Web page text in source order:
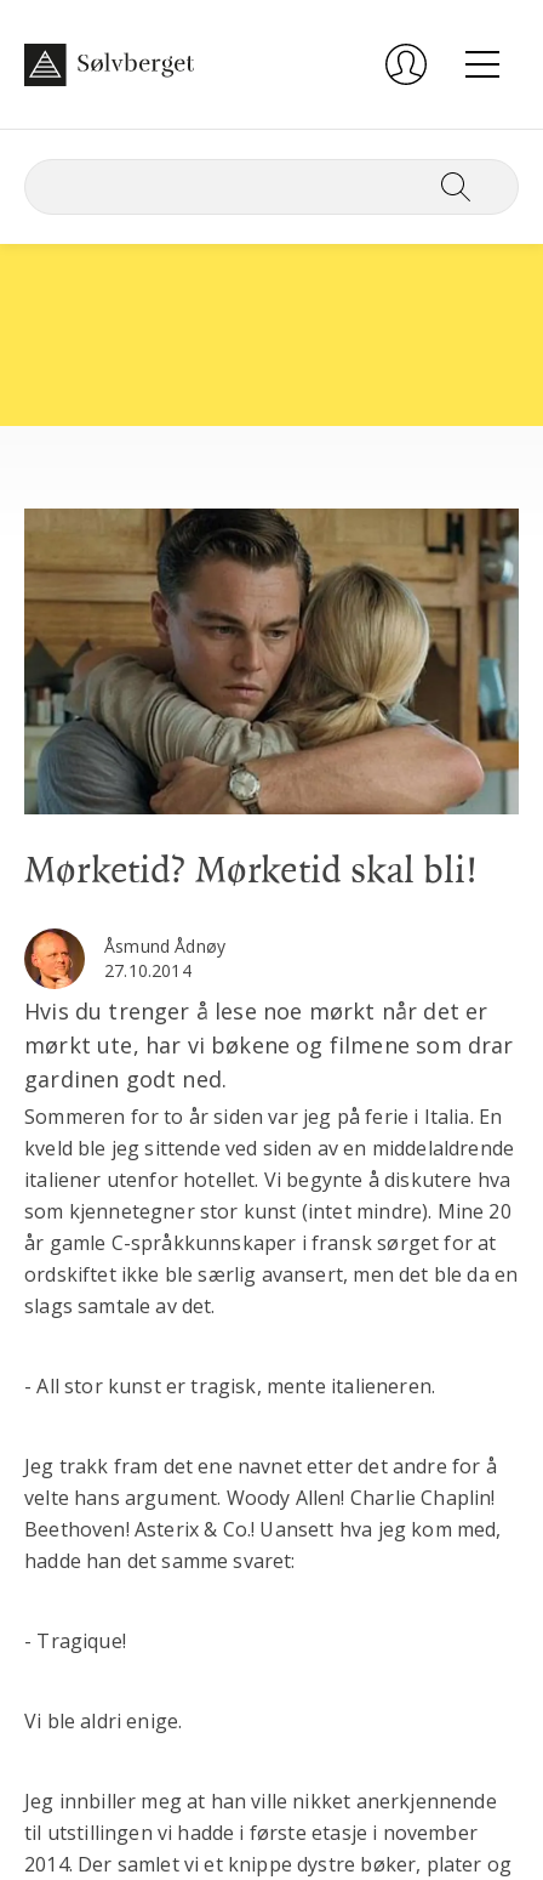
Mørketid? Mørketid skal bli!
Åsmund Ådnøy
27.10.2014
Hvis du trenger å lese noe mørkt når det er
mørkt ute, har vi bøkene og filmene som drar
gardinen godt ned.
Sommeren for to år siden var jeg på ferie i Italia. En
kveld ble jeg sittende ved siden av en middelaldrende
italiener utenfor hotellet. Vi begynte å diskutere hva
som kjennetegner stor kunst (intet mindre). Mine 20
år gamle C-språkkunnskaper i fransk sørget for at
ordskiftet ikke ble særlig avansert, men det ble da en
slags samtale av det.
- All stor kunst er tragisk, mente italieneren.
Jeg trakk fram det ene navnet etter det andre for å
velte hans argument. Woody Allen! Charlie Chaplin!
Beethoven! Asterix & Co.! Uansett hva jeg kom med,
hadde han det samme svaret:
- Tragique!
Vi ble aldri enige.
Jeg innbiller meg at han ville nikket anerkjennende
til utstillingen vi hadde i første etasje i november
2014. Der samlet vi et knippe dystre bøker, plater og